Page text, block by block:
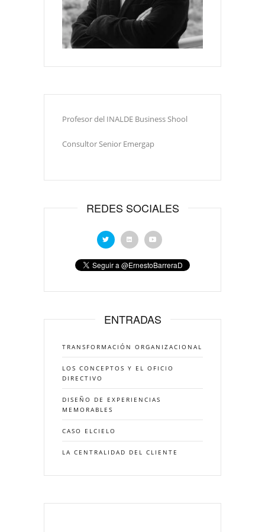
Profesor del INALDE Business Shool
Consultor Senior Emergap
REDES SOCIALES
ENTRADAS
TRANSFORMACIÓN ORGANIZACIONAL
LOS CONCEPTOS Y EL OFICIO
DIRECTIVO
DISEÑO DE EXPERIENCIAS
MEMORABLES
CASO ELCIELO
LA CENTRALIDAD DEL CLIENTE